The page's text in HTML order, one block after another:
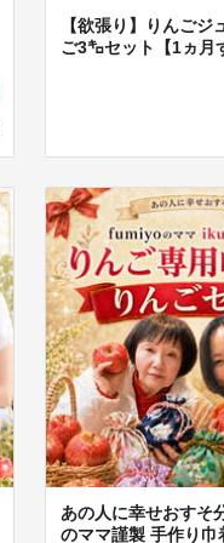
【欲張り】りんごジ
ご3㌔セット【1ヵ月
あの人に幸せおすそ
のママ謹製 手作り巾